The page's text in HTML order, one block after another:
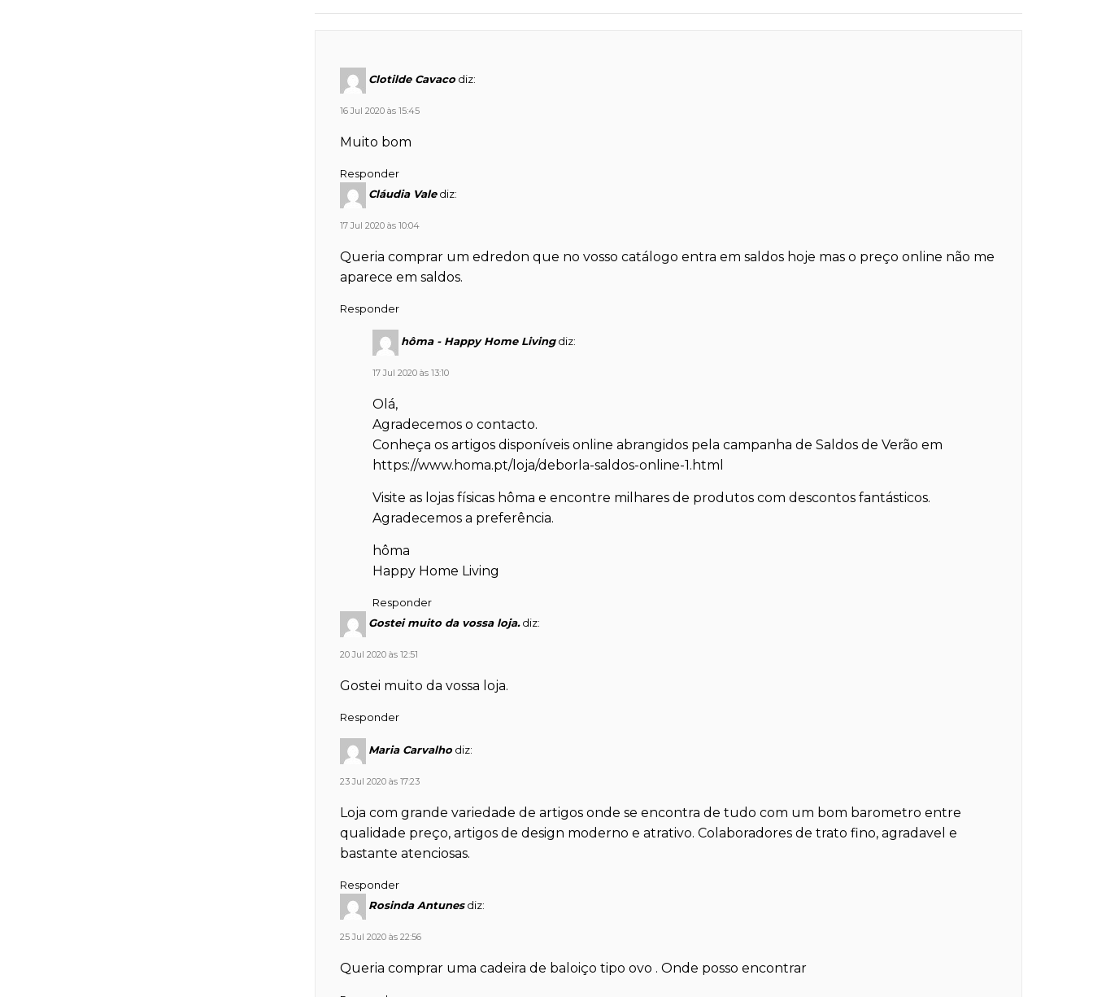
Clotilde Cavaco diz:
16 Jul 2020 às 15:45
Muito bom
Responder
Cláudia Vale diz:
17 Jul 2020 às 10:04
Queria comprar um edredon que no vosso catálogo entra em saldos hoje mas o preço online não me
aparece em saldos.
Responder
hôma - Happy Home Living diz:
17 Jul 2020 às 13:10
Olá,
Agradecemos o contacto.
Conheça os artigos disponíveis online abrangidos pela campanha de Saldos de Verão em
https://www.homa.pt/loja/deborla-saldos-online-1.html
Visite as lojas físicas hôma e encontre milhares de produtos com descontos fantásticos.
Agradecemos a preferência.
hôma
Happy Home Living
Responder
Gostei muito da vossa loja. diz:
20 Jul 2020 às 12:51
Gostei muito da vossa loja.
Responder
Maria Carvalho diz:
23 Jul 2020 às 17:23
Loja com grande variedade de artigos onde se encontra de tudo com um bom barometro entre
qualidade preço, artigos de design moderno e atrativo. Colaboradores de trato fino, agradavel e
bastante atenciosas.
Responder
Rosinda Antunes diz:
25 Jul 2020 às 22:56
Queria comprar uma cadeira de baloiço tipo ovo . Onde posso encontrar